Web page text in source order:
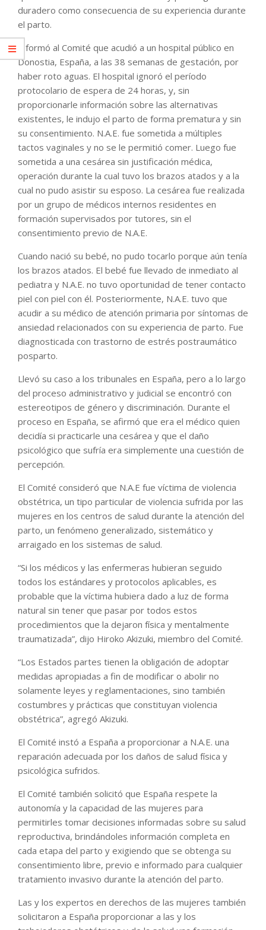
duradero como consecuencia de su experiencia durante
el parto.
Informó al Comité que acudió a un hospital público en
Donostia, España, a las 38 semanas de gestación, por
haber roto aguas. El hospital ignoró el período
protocolario de espera de 24 horas, y, sin
proporcionarle información sobre las alternativas
existentes, le indujo el parto de forma prematura y sin
su consentimiento. N.A.E. fue sometida a múltiples
tactos vaginales y no se le permitió comer. Luego fue
sometida a una cesárea sin justificación médica,
operación durante la cual tuvo los brazos atados y a la
cual no pudo asistir su esposo. La cesárea fue realizada
por un grupo de médicos internos residentes en
formación supervisados ​​por tutores, sin el
consentimiento previo de N.A.E.
Cuando nació su bebé, no pudo tocarlo porque aún tenía
los brazos atados. El bebé fue llevado de inmediato al
pediatra y N.A.E. no tuvo oportunidad de tener contacto
piel con piel con él. Posteriormente, N.A.E. tuvo que
acudir a su médico de atención primaria por síntomas de
ansiedad relacionados con su experiencia de parto. Fue
diagnosticada con trastorno de estrés postraumático
posparto.
Llevó su caso a los tribunales en España, pero a lo largo
del proceso administrativo y judicial se encontró con
estereotipos de género y discriminación. Durante el
proceso en España, se afirmó que era el médico quien
decidía si practicarle una cesárea y que el daño
psicológico que sufría era simplemente una cuestión de
percepción.
El Comité consideró que N.A.E fue víctima de violencia
obstétrica, un tipo particular de violencia sufrida por las
mujeres en los centros de salud durante la atención del
parto, un fenómeno generalizado, sistemático y
arraigado en los sistemas de salud.
“Si los médicos y las enfermeras hubieran seguido
todos los estándares y protocolos aplicables, es
probable que la víctima hubiera dado a luz de forma
natural sin tener que pasar por todos estos
procedimientos que la dejaron física y mentalmente
traumatizada”, dijo Hiroko Akizuki, miembro del Comité.
“Los Estados partes tienen la obligación de adoptar
medidas apropiadas a fin de modificar o abolir no
solamente leyes y reglamentaciones, sino también
costumbres y prácticas que constituyan violencia
obstétrica”, agregó Akizuki.
El Comité instó a España a proporcionar a N.A.E. una
reparación adecuada por los daños de salud física y
psicológica sufridos.
El Comité también solicitó que España respete la
autonomía y la capacidad de las mujeres para
permitirles tomar decisiones informadas sobre su salud
reproductiva, brindándoles información completa en
cada etapa del parto y exigiendo que se obtenga su
consentimiento libre, previo e informado para cualquier
tratamiento invasivo durante la atención del parto.
Las y los expertos en derechos de las mujeres también
solicitaron a España proporcionar a las y los